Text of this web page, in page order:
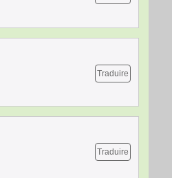
Traduire
Traduire